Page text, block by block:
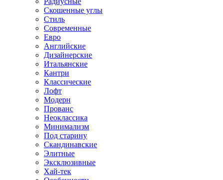
Скошенные углы
Стиль
Современные
Евро
Английские
Дизайнерские
Итальянские
Кантри
Классические
Лофт
Модерн
Прованс
Неоклассика
Минимализм
Под старину
Скандинавские
Элитные
Эксклюзивные
Хай-тек